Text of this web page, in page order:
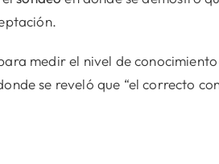
medir el nivel de
se reveló que “el correcto